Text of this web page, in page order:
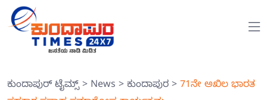
ಕುಂದಾಪುರ್ ಟೈಮ್ಸ್> News > ಕುಂದಾಪುರ > 71ನೇ ಅಖಿಲ ಭಾರತ